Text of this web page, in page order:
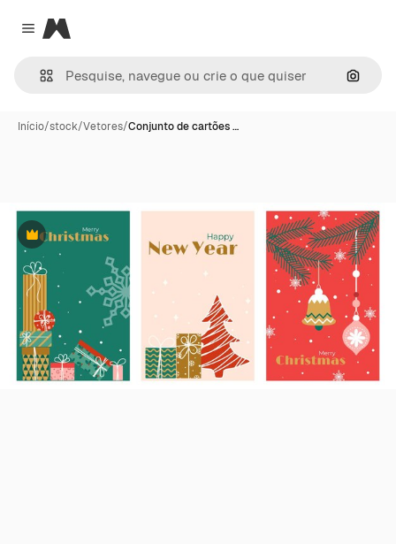
Close menu
Magnific
Início/stock/Vetores/Conjunto de cartões …
Premium